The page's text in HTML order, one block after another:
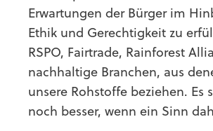
Erwartungen der Bürger im
Ethik und Gerechtigkeit zu
RSPO, Fairtrade, Rainforest
nachhaltige Branchen, aus
unsere Rohstoffe beziehen. Es
noch besser, wenn ein Sinn